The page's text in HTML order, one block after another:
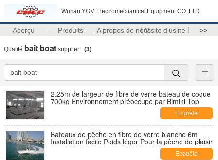
Wuhan YGM Electromechanical Equipment CO.,LTD
Aperçu Produits A propos de nousVisite d'usine >>
Qualité bait boat supplier. (3)
2.25m de largeur de fibre de verre bateau de coque
700kg Environnement préoccupé par Bimini Top
Enquête
maintenant
Bateaux de pêche en fibre de verre blanche 6m
Installation facile Poids léger Pour la pêche de plaisir
Enquête